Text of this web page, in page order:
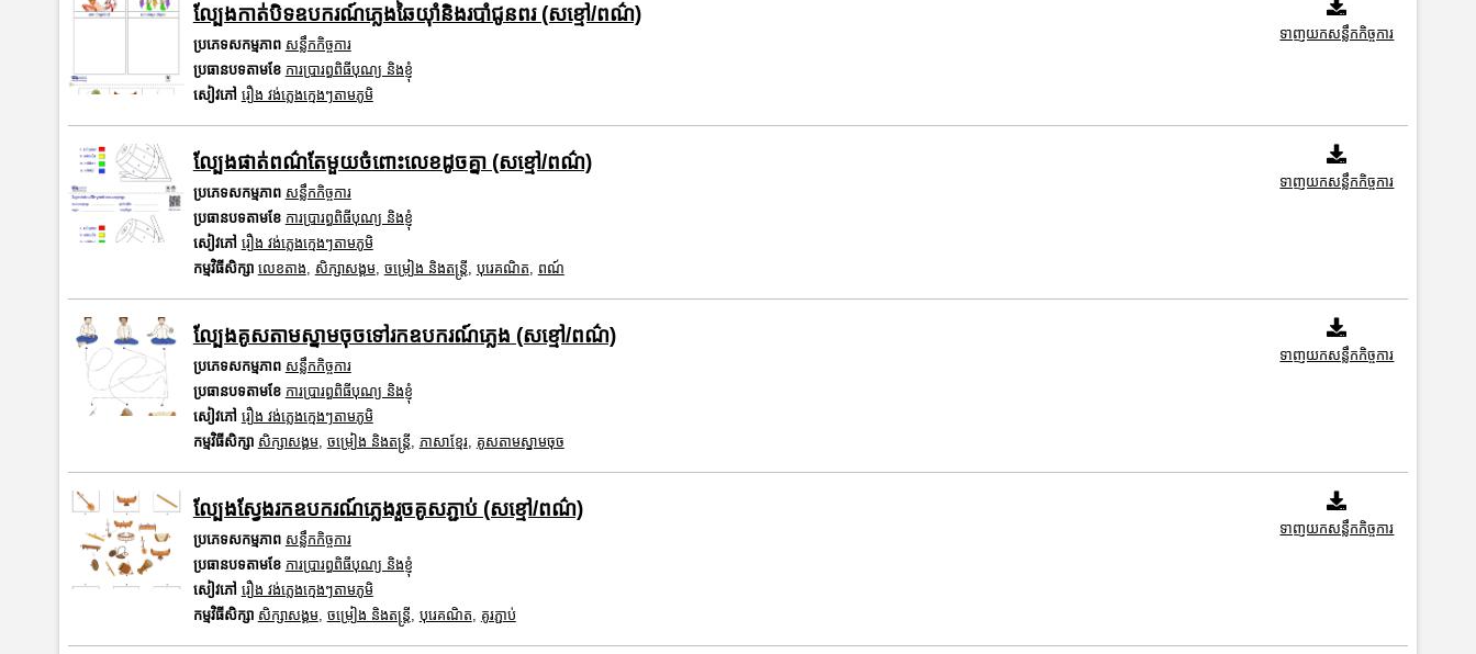
ល្បែងកាត់បិទឧបករណ៍ភ្លេងឆៃយ៉ាំនិងរបាំជូនពរ (សខ្មៅ/ពណ៌)
ប្រភេទសកម្មភាព សន្លឹកកិច្ចការ
ប្រធានបទតាមខែ ការប្រារព្ធពិធីបុណ្យ និងខ្ញុំ
សៀវភៅ រឿង វង់ភ្លេងក្មេងៗតាមភូមិ
ទាញយកសន្លឹកកិច្ចការ
ល្បែងផាត់ពណ៌តែមួយចំពោះលេខដូចគ្នា (សខ្មៅ/ពណ៌)
ប្រភេទសកម្មភាព សន្លឹកកិច្ចការ
ប្រធានបទតាមខែ ការប្រារព្ធពិធីបុណ្យ និងខ្ញុំ
សៀវភៅ រឿង វង់ភ្លេងក្មេងៗតាមភូមិ
កម្មវិធីសិក្សា លេខតាង សិក្សាសង្គម, ចម្រៀង និងតន្ត្រី បុរេគណិត ពណ៍
ទាញយកសន្លឹកកិច្ចការ
ល្បែងគូសតាមស្នាមចុចទៅរកឧបករណ៍ភ្លេង (សខ្មៅ/ពណ៌)
ប្រភេទសកម្មភាព សន្លឹកកិច្ចការ
ប្រធានបទតាមខែ ការប្រារព្ធពិធីបុណ្យ និងខ្ញុំ
សៀវភៅ រឿង វង់ភ្លេងក្មេងៗតាមភូមិ
កម្មវិធីសិក្សា សិក្សាសង្គម, ចម្រៀង និងតន្ត្រី ភាសាខ្មែរ, គូសតាមស្នាមចុច
ទាញយកសន្លឹកកិច្ចការ
ល្បែងស្វែងរកឧបករណ៍ភ្លេងរួចគូសភ្ជាប់ (សខ្មៅ/ពណ៌)
ប្រភេទសកម្មភាព សន្លឹកកិច្ចការ
ប្រធានបទតាមខែ ការប្រារព្ធពិធីបុណ្យ និងខ្ញុំ
សៀវភៅ រឿង វង់ភ្លេងក្មេងៗតាមភូមិ
កម្មវិធីសិក្សា សិក្សាសង្គម, ចម្រៀង និងតន្ត្រី បុរេគណិត គូរភ្ជាប់
ទាញយកសន្លឹកកិច្ចការ